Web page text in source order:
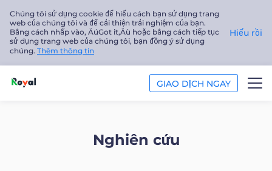
Chúng tôi sử dụng cookie để hiểu cách bạn sử dụng trang
web của chúng tôi và để cải thiện trải nghiệm của bạn.
Bằng cách nhấp vào‚ ÄúGot it‚Äù hoặc bằng cách tiếp tục
sử dụng trang web của chúng tôi, bạn đồng ý sử dụng
chúng. Thêm thông tin
Hiểu rồi
GIAO DỊCH NGAY
Nghiên cứu